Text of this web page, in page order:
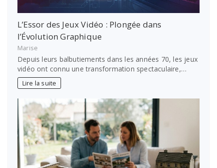
L’Essor des Jeux Vidéo : Plongée dans
l’Évolution Graphique
Marise
Depuis leurs balbutiements dans les années 70, les jeux
vidéo ont connu une transformation spectaculaire,…
Lire la suite